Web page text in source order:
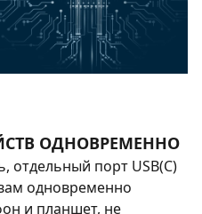
ОДНОВРЕМЕННО
отдельный порт USB(C)
одновременно
и планшет, не